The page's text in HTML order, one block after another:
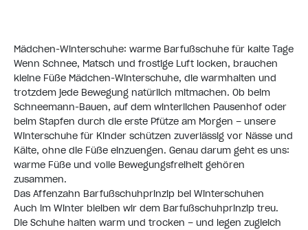
Mädchen-Winterschuhe: warme Barfußschuhe für kalte Tage
Wenn Schnee, Matsch und frostige Luft locken, brauchen
kleine Füße Mädchen-Winterschuhe, die warmhalten und
trotzdem jede Bewegung natürlich mitmachen. Ob beim
Schneemann-Bauen, auf dem winterlichen Pausenhof oder
beim Stapfen durch die erste Pfütze am Morgen – unsere
Winterschuhe für Kinder schützen zuverlässig vor Nässe und
Kälte, ohne die Füße einzuengen. Genau darum geht es uns:
warme Füße und volle Bewegungsfreiheit gehören
zusammen.
Das Affenzahn Barfußschuhprinzip bei Winterschuhen
Auch im Winter bleiben wir dem Barfußschuhprinzip treu.
Die Schuhe halten warm und trocken – und legen zugleich